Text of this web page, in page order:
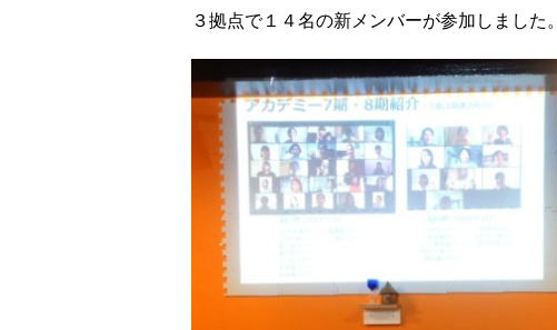
３拠点で１４名の新メンバーが参加しました。